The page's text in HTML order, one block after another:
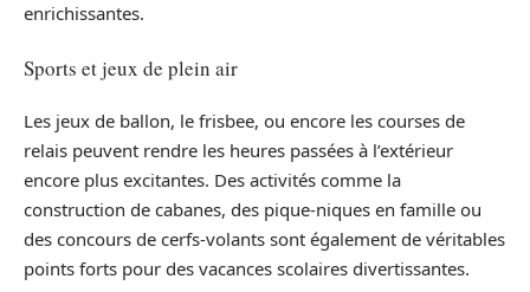
enrichissantes.
Sports et jeux de plein air
Les jeux de ballon, le frisbee, ou encore les courses de
relais peuvent rendre les heures passées à l’extérieur
encore plus excitantes. Des activités comme la
construction de cabanes, des pique-niques en famille ou
des concours de cerfs-volants sont également de véritables
points forts pour des vacances scolaires divertissantes.